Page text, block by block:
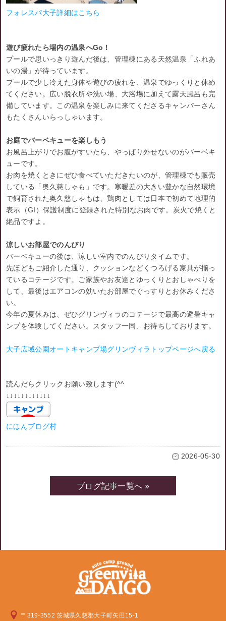
フォレスパ大子詳細はこちら
遊び疲れたら場内の温泉へGo！
プールで思いっきり遊んだ後は、管理棟にある天然温泉「ふれあ
いの湯」が待っています。
プールで少し冷えた身体や遊びの疲れを、温泉でゆっくりと休め
てください。広い脱衣所や洗い場、大浴場に加えて露天風呂も完
備しています。この温泉を楽しみに来てくださるキャンパーさん
もたくさんいらっしゃいます。
お庭でバーベキューを楽しもう
お風呂上がりでお腹がすいたら、やっぱり外せないのがバーベキ
ューです。
お肉を焼くときにぜひ食べていただきたいのが、管理棟でも販売
している「奥久慈しゃも」です。寒暖差の大きい豊かな自然環境
で飼育された奥久慈しゃもは、鶏肉としては日本で初めて地理的
表示（GI）保護制度に登録された特別なお肉です。炭火で焼くと
絶品ですよ。
涼しいお部屋でのんびり
バーベキューの後は、涼しい室内でのんびりタイムです。
先ほどもご紹介した通り、クッションなどくつろげる家具が揃っ
ているコテージです。ご家族やお友達とゆっくりとおしゃべりを
して、最後はエアコンの効いたお部屋でぐっすりとお休みくださ
い。
今年の夏休みは、ぜひグリンヴィラのコテージで最高の避暑キャ
ンプを体験してください。スタッフ一同、お待ちしております。
大子広域公園オートキャンプ場グリンヴィラトップページへ戻る
読んだらクリックお願い致します(^^ゞ
↓↓↓↓↓↓↓↓↓↓↓↓
にほんブログ村
2026-05-30
ブログ記事一覧へ »
〒319-3552 茨城県久慈郡大子町矢田15-1